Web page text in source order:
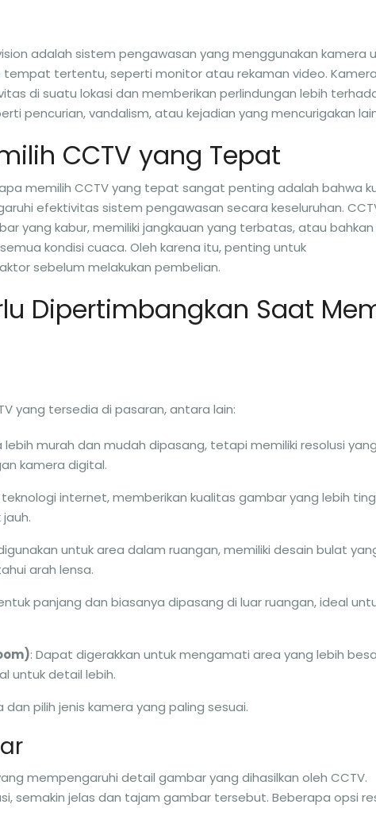
adalah sistem pengawasan yang menggunakan kamera
tempat tertentu, seperti monitor atau rekaman video.
di suatu lokasi dan memberikan perlindungan lebih
pencurian, vandalism, atau kejadian yang mencurigakan
CCTV yang Tepat
memilih CCTV yang tepat sangat penting adalah bahwa
efektivitas sistem pengawasan secara keseluruhan.
yang kabur, memiliki jangkauan yang terbatas, atau
kondisi cuaca. Oleh karena itu, penting untuk
sebelum melakukan pembelian.
Dipertimbangkan Saat
yang tersedia di pasaran, antara lain:
lebih murah dan mudah dipasang, tetapi memiliki resolusi
kamera digital.
teknologi internet, memberikan kualitas gambar yang lebih
untuk area dalam ruangan, memiliki desain bulat
arah lensa.
panjang dan biasanya dipasang di luar ruangan, ideal
: Dapat digerakkan untuk mengamati area yang lebih
untuk detail lebih.
pilih jenis kamera yang paling sesuai.
mempengaruhi detail gambar yang dihasilkan oleh CCTV.
semakin jelas dan tajam gambar tersebut. Beberapa opsi